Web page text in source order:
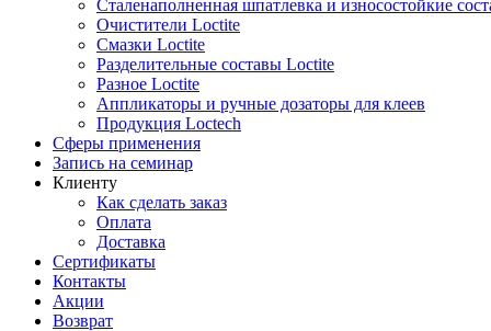
Сталенаполненная шпатлевка и износостойкие
Очистители Loctite
Смазки Loctite
Разделительные составы Loctite
Разное Loctite
Аппликаторы и ручные дозаторы для клеев
Продукция Loctech
Сферы применения
Запись на семинар
Клиенту
Как сделать заказ
Оплата
Доставка
Сертификаты
Контакты
Акции
Возврат